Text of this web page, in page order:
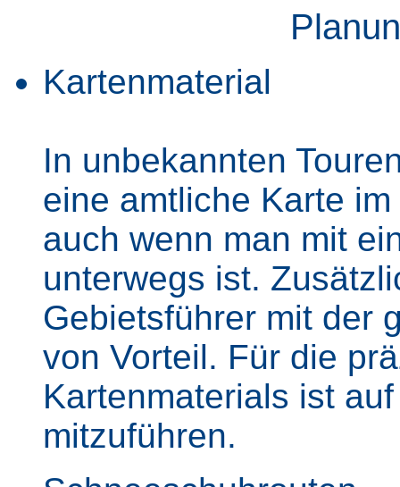
Kartenmaterial
In unbekannten
eine amtliche Karte
auch wenn man mit
unterwegs ist.
Gebietsführer mit der
von Vorteil. Für die
Kartenmaterials ist
mitzuführen.